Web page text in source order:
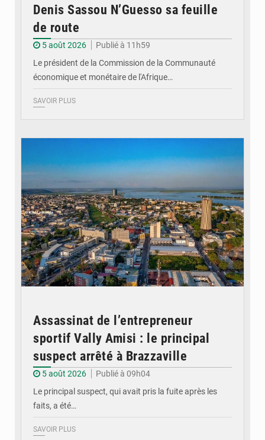
Denis Sassou N’Guesso sa feuille
de route
5 août 2026
Publié à 11h59
Le président de la Commission de la Communauté
économique et monétaire de l'Afrique…
SAVOIR PLUS
Assassinat de l’entrepreneur
sportif Vally Amisi : le principal
suspect arrêté à Brazzaville
5 août 2026
Publié à 09h04
Le principal suspect, qui avait pris la fuite après les
faits, a été…
SAVOIR PLUS